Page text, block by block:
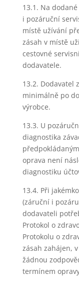
13.1. Na
i pozáruční
místě užívání
zásah v místě
cestovné
dodavatele.
13.2. Dodavatel
minimálně po
výrobce.
13.3. U
diagnostika
oprava není
diagnostiku
13.4. Při
(záruční i
dodavateli
Protokol o
Protokolu o
zásah zahájen,
žádnou
termínem